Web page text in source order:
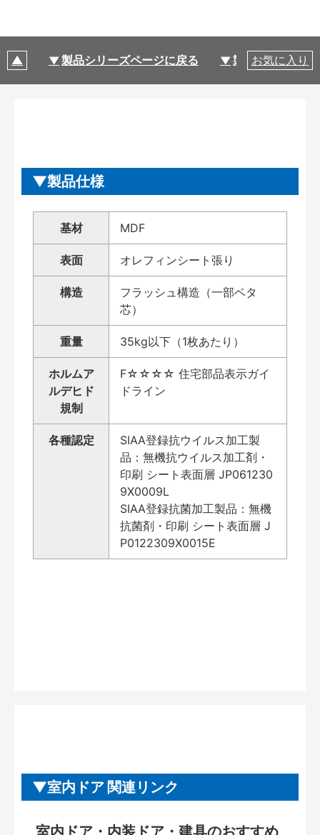
製品シリーズページに戻る 製品仕様
お気に入り
製品仕様
基材 MDF
表面 オレフィンシート張り
構造
フラッシュ構造（一部ベタ
芯）
重量 35kg以下（1枚あたり）
ホルムア
ルデヒド
規制
F☆☆☆☆ 住宅部品表示ガイ
ドライン
各種認定
SIAA登録抗ウイルス加工製
品：無機抗ウイルス加工剤・
印刷 シート表面層 JP061230
9X0009L
SIAA登録抗菌加工製品：無機
抗菌剤・印刷 シート表面層 J
P0122309X0015E
室内ドア 関連リンク